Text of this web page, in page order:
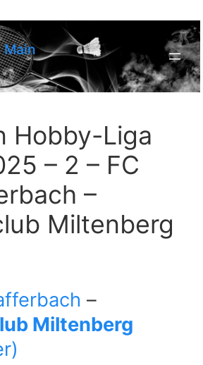
Main
Hobby-Liga
– 2 – FC
–
Miltenberg
–
Miltenberg